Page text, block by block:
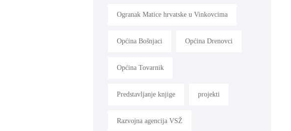
Ogranak Matice hrvatske u Vinkovcima
Općina Bošnjaci Općina Drenovci
Općina Tovarnik
Predstavljanje knjige projekti
Razvojna agencija VSŽ